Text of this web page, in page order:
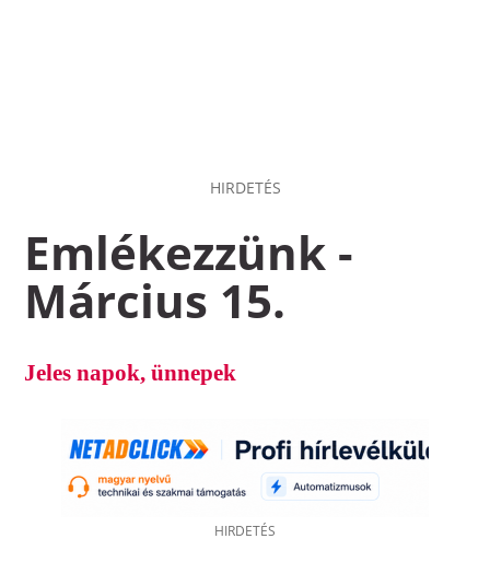
HIRDETÉS
Emlékezzünk -
Március 15.
Jeles napok, ünnepek